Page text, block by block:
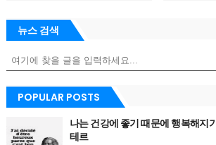
뉴스 검색
POPULAR POSTS
나는 건강에 좋기 때문에 행복해지
테르